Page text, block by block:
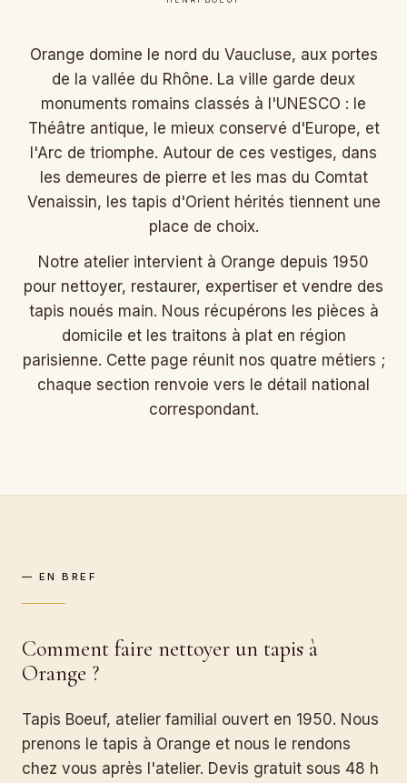
Orange domine le nord du Vaucluse, aux portes
de la vallée du Rhône. La ville garde deux
monuments romains classés à l'UNESCO : le
Théâtre antique, le mieux conservé d'Europe, et
l'Arc de triomphe. Autour de ces vestiges, dans
les demeures de pierre et les mas du Comtat
Venaissin, les tapis d'Orient hérités tiennent une
place de choix.
Notre atelier intervient à Orange depuis 1950
pour nettoyer, restaurer, expertiser et vendre des
tapis noués main. Nous récupérons les pièces à
domicile et les traitons à plat en région
parisienne. Cette page réunit nos quatre métiers ;
chaque section renvoie vers le détail national
correspondant.
— EN BREF
Comment faire nettoyer un tapis à
Orange ?
Tapis Boeuf, atelier familial ouvert en 1950. Nous
prenons le tapis à Orange et nous le rendons
chez vous après l'atelier. Devis gratuit sous 48 h